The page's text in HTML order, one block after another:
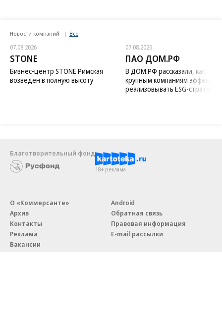
Новости компаний Все
07.08.2026
STONE
Бизнес-центр STONE Римская
возведен в полную высоту
07.08.2026
ПАО ДОМ.РФ
В ДОМ.РФ рассказали, как
крупным компаниям
реализовывать ESG-стратегию
Благотворительный фонд
18+ реклама
О «Коммерсанте»
Архив
Контакты
Реклама
Вакансии
Android
Обратная связь
Правовая информация
E-mail рассылки